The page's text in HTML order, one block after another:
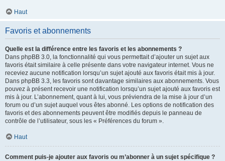
Haut
Favoris et abonnements
Quelle est la différence entre les favoris et les abonnements ?
Dans phpBB 3.0, la fonctionnalité qui vous permettait d’ajouter un sujet aux
favoris était similaire à celle présente dans votre navigateur internet. Vous ne
receviez aucune notification lorsqu’un sujet ajouté aux favoris était mis à jour.
Dans phpBB 3.3, les favoris sont davantage similaires aux abonnements. Vous
pouvez à présent recevoir une notification lorsqu’un sujet ajouté aux favoris est
mis à jour. L’abonnement, quant à lui, vous préviendra de la mise à jour d’un
forum ou d’un sujet auquel vous êtes abonné. Les options de notification des
favoris et des abonnements peuvent être modifiés depuis le panneau de
contrôle de l’utilisateur, sous les « Préférences du forum ».
Haut
Comment puis-je ajouter aux favoris ou m’abonner à un sujet spécifique ?